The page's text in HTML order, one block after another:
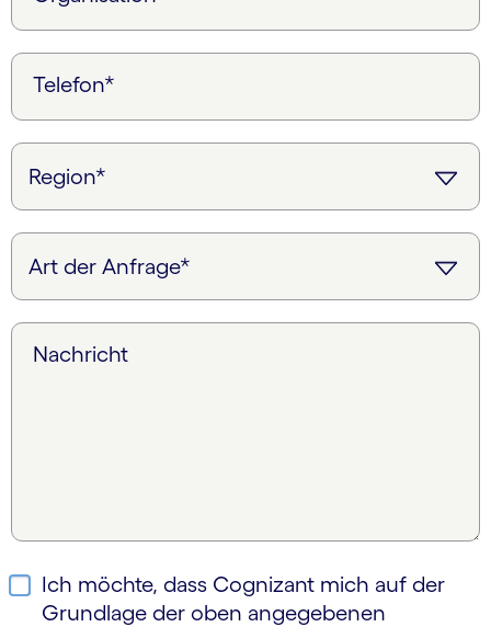
Telefon*
Nachricht
Ich möchte, dass Cognizant mich auf der
Grundlage der oben angegebenen